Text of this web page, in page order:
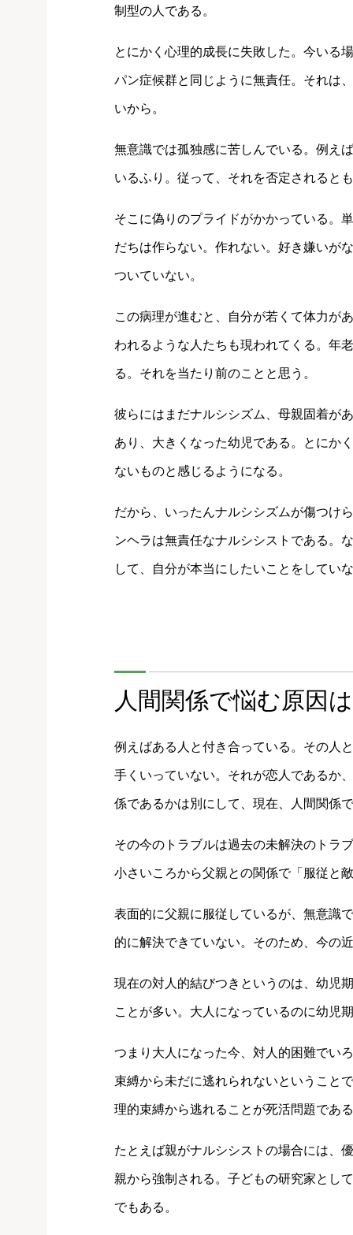
制型の人である。
とにかく心理的成長に失敗した。今いる
パン症候群と同じように無責任。それは
いから。
無意識では孤独感に苦しんでいる。例え
いるふり。従って、それを否定されると
そこに偽りのプライドがかかっている。
だちは作らない。作れない。好き嫌いが
ついていない。
この病理が進むと、自分が若くて体力が
われるような人たちも現われてくる。年
る。それを当たり前のことと思う。
彼らにはまだナルシシズム、母親固着が
あり、大きくなった幼児である。とにか
ないものと感じるようになる。
だから、いったんナルシシズムが傷つけ
ンヘラは無責任なナルシシストである。
して、自分が本当にしたいことをしてい
人間関係で悩む原因
例えばある人と付き合っている。その人
手くいっていない。それが恋人であるか
係であるかは別にして、現在、人間関係
その今のトラブルは過去の未解決のトラ
小さいころから父親との関係で「服従と
表面的に父親に服従しているが、無意識
的に解決できていない。そのため、今の
現在の対人的結びつきというのは、幼児
ことが多い。大人になっているのに幼児
つまり大人になった今、対人的困難でい
束縛から未だに逃れられないということ
理的束縛から逃れることが死活問題であ
たとえば親がナルシシストの場合には、
親から強制される。子どもの研究家とし
でもある。